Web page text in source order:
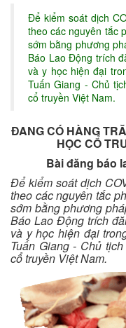
Để kiểm soát dịch
theo các nguyên tắc
sớm bằng phương
Báo Lao Động trích
và y học hiện đại
Tuấn Giang - Chủ
cổ truyền Việt Nam.
ĐANG CÓ HÀNG
HỌC CỔ
Bài đăng báo
Để kiểm soát dịch
theo các nguyên tắc
sớm bằng phương
Báo Lao Động trích
và y học hiện đại
Tuấn Giang - Chủ
cổ truyền Việt Nam.